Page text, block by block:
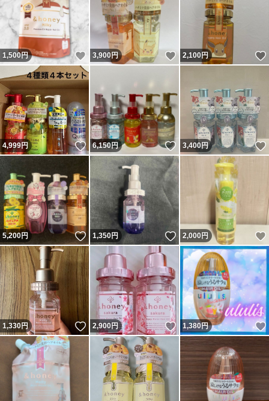
1,500円 いいね！
3,900円 いいね！
2,100円
4,999円 いいね！
6,150円 いいね！
3,400円
5,200円 いいね！
1,350円 いいね！
2,000円
1,330円 いいね！
2,900円 いいね！
1,380円